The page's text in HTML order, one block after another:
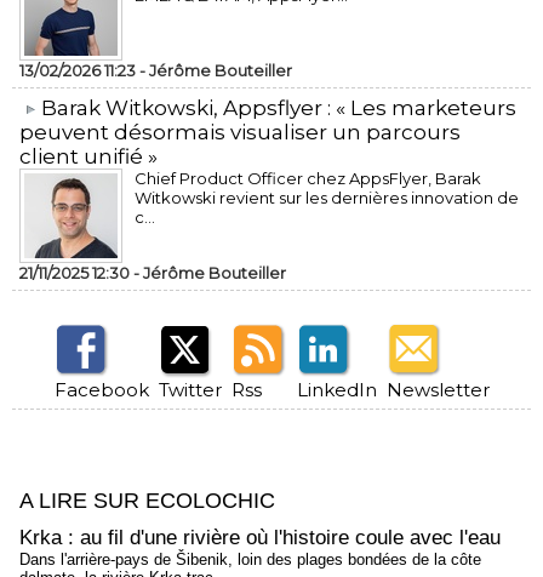
13/02/2026 11:23 -Jérôme Bouteiller
​Barak Witkowski, Appsflyer : « Les marketeurs
peuvent désormais visualiser un parcours
client unifié »
Chief Product Officer chez AppsFlyer, ​Barak
Witkowski revient sur les dernières innovation de
c...
21/11/2025 12:30 -Jérôme Bouteiller
Facebook Twitter Rss LinkedIn Newsletter
A LIRE SUR ECOLOCHIC
Krka : au fil d'une rivière où l'histoire coule avec l'eau
Dans l'arrière-pays de Šibenik, loin des plages bondées de la côte